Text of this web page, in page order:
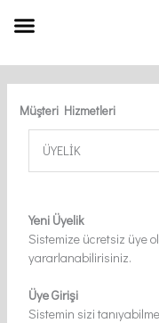
atla
Müşteri Hizmetleri
ÜYELİK
Yeni Üyelik
Sistemize ücretsiz üye
yararlanabilirisiniz.
Üye Girişi
Sistemin sizi